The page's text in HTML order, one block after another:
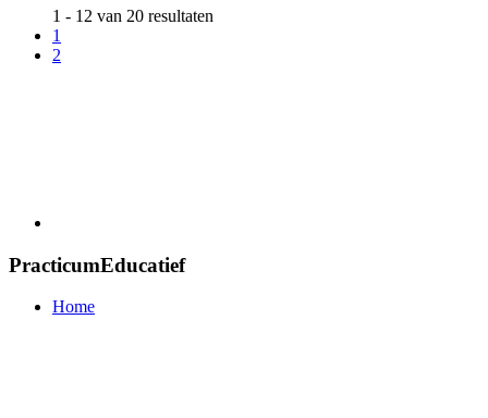
1 - 12 van 20 resultaten
1
2
PracticumEducatief
Home